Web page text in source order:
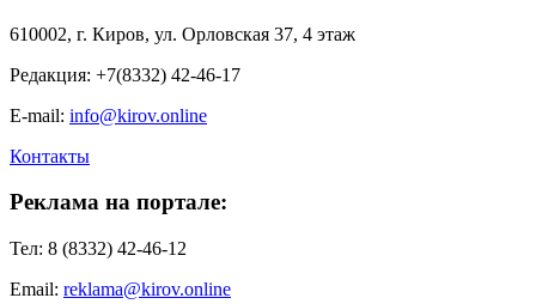
610002, г. Киров, ул. Орловская 37, 4 этаж
Редакция: +7(8332) 42-46-17
E-mail: info@kirov.online
Контакты
Реклама на портале:
Тел: 8 (8332) 42-46-12
Email: reklama@kirov.online